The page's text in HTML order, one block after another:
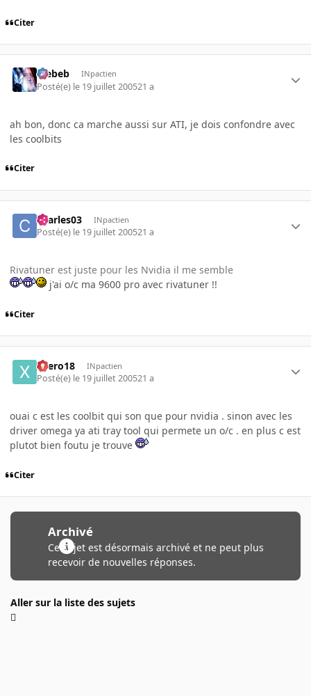
Citer
Trebeb INpactien
Posté(e) le 19 juillet 200521 a
ah bon, donc ca marche aussi sur ATI, je dois confondre avec
les coolbits
Citer
charles03 INpactien
Posté(e) le 19 juillet 200521 a
Rivatuner est juste pour les Nvidia il me semble
j'ai o/c ma 9600 pro avec rivatuner !!
Citer
xaero18 INpactien
Posté(e) le 19 juillet 200521 a
ouai c est les coolbit qui son que pour nvidia . sinon avec les
driver omega ya ati tray tool qui permete un o/c . en plus c est
plutot bien foutu je trouve
Citer
Archivé
Ce sujet est désormais archivé et ne peut plus
recevoir de nouvelles réponses.
Aller sur la liste des sujets